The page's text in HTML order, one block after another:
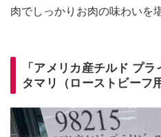
肉でしっかりお肉の味わいを
「アメリカ産チルド プ
タマリ（ローストビーフ